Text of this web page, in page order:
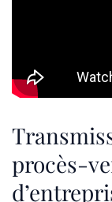
procès-